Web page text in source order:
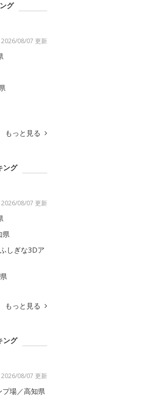
グ
2026/08/07 更新
もっと見る
ング
2026/08/07 更新
県
しぎな3Dア
もっと見る
ング
2026/08/07 更新
プ場／高知県